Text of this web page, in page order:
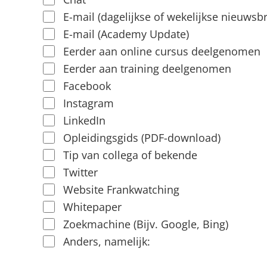
E-mail (dagelijkse of wekelijkse
E-mail (Academy Update)
Eerder aan online cursus deelgenomen
Eerder aan training deelgenomen
Facebook
Instagram
LinkedIn
Opleidingsgids (PDF-download)
Tip van collega of bekende
Twitter
Website Frankwatching
Whitepaper
Zoekmachine (Bijv. Google, Bing)
Anders, namelijk: